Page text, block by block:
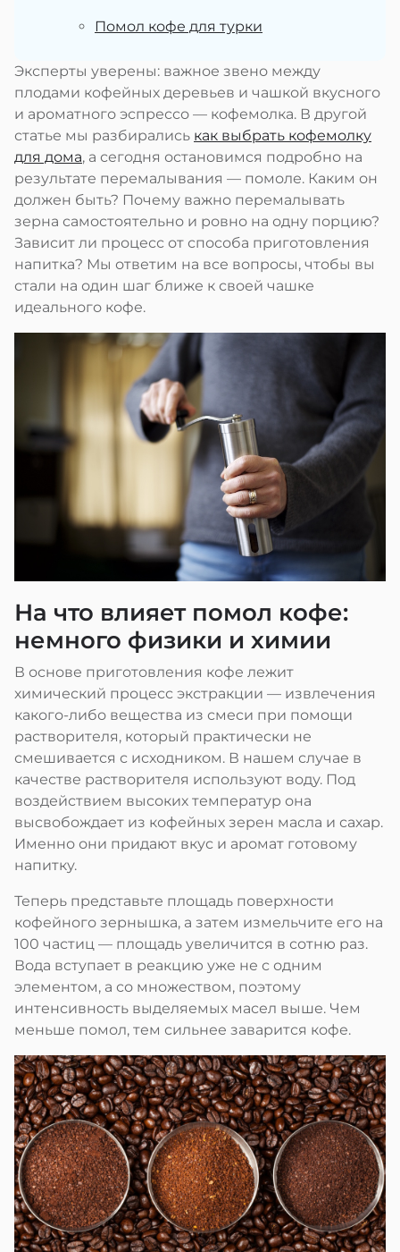
Помол кофе для турки
Эксперты уверены: важное звено между
плодами кофейных деревьев и чашкой вкусного
и ароматного эспрессо — кофемолка. В другой
статье мы разбирались как выбрать кофемолку
для дома, а сегодня остановимся подробно на
результате перемалывания — помоле. Каким он
должен быть? Почему важно перемалывать
зерна самостоятельно и ровно на одну порцию?
Зависит ли процесс от способа приготовления
напитка? Мы ответим на все вопросы, чтобы вы
стали на один шаг ближе к своей чашке
идеального кофе.
На что влияет помол кофе:
немного физики и химии
В основе приготовления кофе лежит
химический процесс экстракции — извлечения
какого-либо вещества из смеси при помощи
растворителя, который практически не
смешивается с исходником. В нашем случае в
качестве растворителя используют воду. Под
воздействием высоких температур она
высвобождает из кофейных зерен масла и сахар.
Именно они придают вкус и аромат готовому
напитку.
Теперь представьте площадь поверхности
кофейного зернышка, а затем измельчите его на
100 частиц — площадь увеличится в сотню раз.
Вода вступает в реакцию уже не с одним
элементом, а со множеством, поэтому
интенсивность выделяемых масел выше. Чем
меньше помол, тем сильнее заварится кофе.